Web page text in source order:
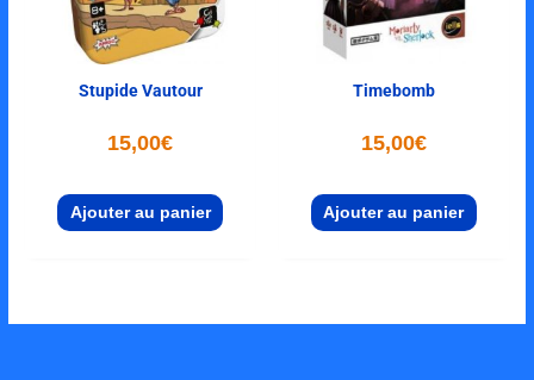
Stupide Vautour
15,00€
Ajouter au panier
Timebomb
15,00€
Ajouter au panier